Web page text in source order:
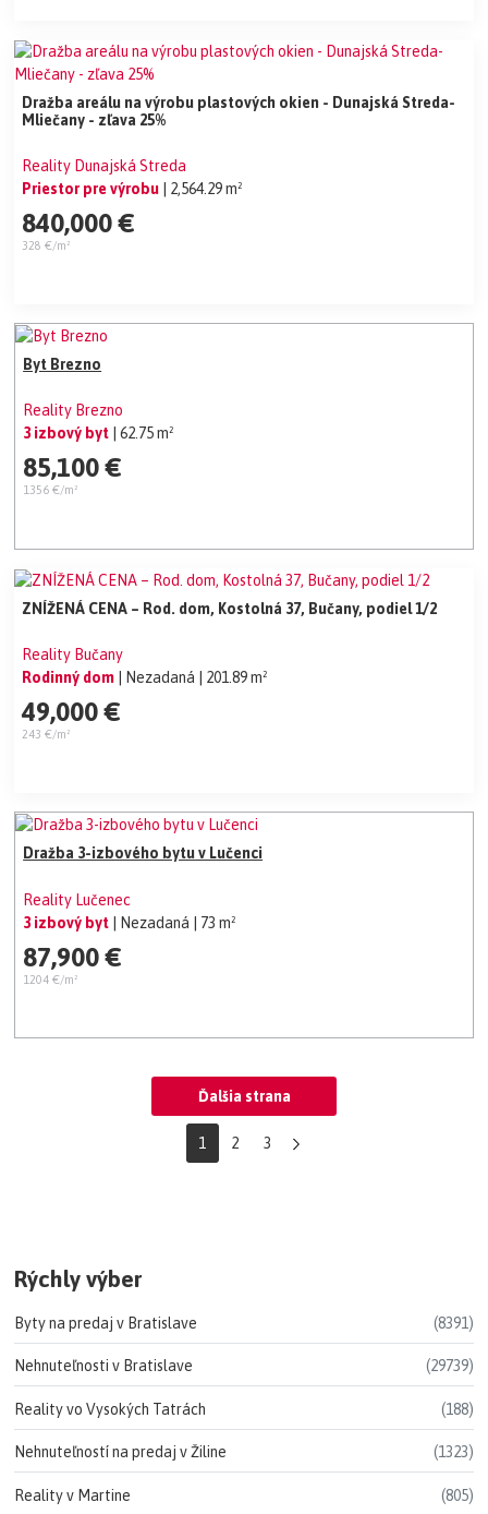
Dražba areálu na výrobu plastových okien - Dunajská Streda-
Mliečany - zľava 25%
Reality Dunajská Streda
Priestor pre výrobu
| 2,564.29 m²
840,000 €
328 €/m²
Byt Brezno
Reality Brezno
3 izbový byt
| 62.75 m²
85,100 €
1356 €/m²
ZNÍŽENÁ CENA – Rod. dom, Kostolná 37, Bučany, podiel 1/2
Reality Bučany
Rodinný dom
| Nezadaná | 201.89 m²
49,000 €
243 €/m²
Dražba 3-izbového bytu v Lučenci
Reality Lučenec
3 izbový byt | Nezadaná | 73 m²
87,900 €
1204 €/m²
Ďalšia strana
1 2 3
Rýchly výber
Byty na predaj v Bratislave (8391)
Nehnuteľnosti v Bratislave (29739)
Reality vo Vysokých Tatrách (188)
Nehnuteľností na predaj v Žiline (1323)
Reality v Martine (805)